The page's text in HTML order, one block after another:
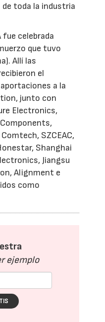
toda la industria
fue celebrada
que tuvo
Allí las
el
a la
junto con
Electronics,
SZCEAC,
Shanghai
Jiangsu
Alignment e
como
ejemplo